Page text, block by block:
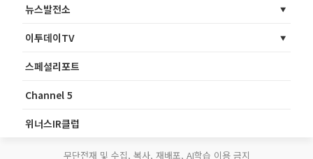
뉴스발전소
이투데이TV
스페셜리포트
Channel 5
위너스IR클럽
무단전재 및 수집, 복사, 재배포, AI학습 이용 금지